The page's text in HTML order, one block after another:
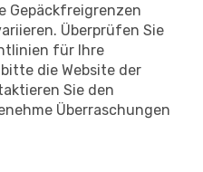
Gepäckfreigrenzen
Überprüfen Sie
für Ihre
die Website der
Sie den
Überraschungen